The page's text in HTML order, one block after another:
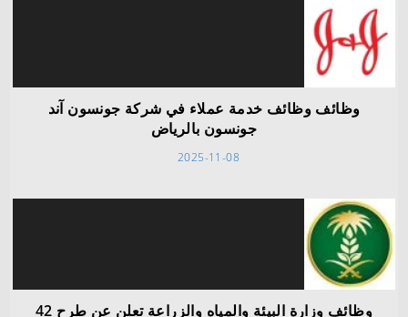
وظائف وظائف خدمة عملاء في شركة جونسون آند
جونسون بالرياض
2025-11-08
وظائف وزارة البيئة والمياه والزراعة تعلن عن طرح 42